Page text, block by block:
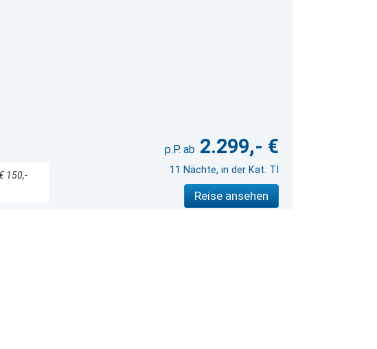
150,-
2.299,- €
11 Nächte, in der Kat. TI
Reise ansehen